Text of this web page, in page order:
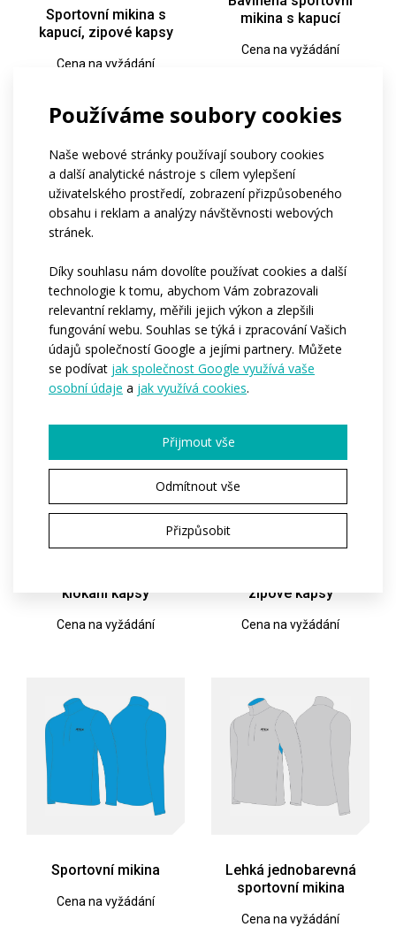
Používáme soubory cookies
Naše webové stránky používají soubory cookies
a další analytické nástroje s cílem vylepšení
uživatelského prostředí, zobrazení přizpůsobeného
obsahu i reklam a analýzy návštěvnosti webových
stránek.
Díky souhlasu nám dovolíte používat cookies a další
technologie k tomu, abychom Vám zobrazovali
relevantní reklamy, měřili jejich výkon a zlepšili
fungování webu. Souhlas se týká i zpracování Vašich
údajů společností Google a jejími partnery. Můžete
se podívat jak společnost Google využívá vaše
osobní údaje a jak využívá cookies.
Přijmout vše
Odmítnout vše
Přizpůsobit
Sportovní mikina s
kapucí, zipové kapsy
Cena na vyžádání
mikina s kapucí
Cena na vyžádání
Lehká sportovní mikina
s kapucí
Cena na vyžádání
Lehká sportovní mikina
s kapucí, klokaní kapsy
Cena 1099 Kč + DPH/ 10 ks
klokaní kapsy
Cena na vyžádání
zipové kapsy
Cena na vyžádání
Sportovní mikina
Cena na vyžádání
Lehká jednobarevná
sportovní mikina
Cena na vyžádání